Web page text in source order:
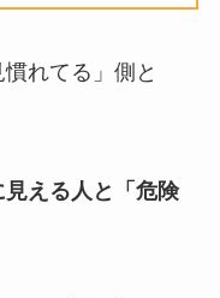
れてる」側と
える人と「危険